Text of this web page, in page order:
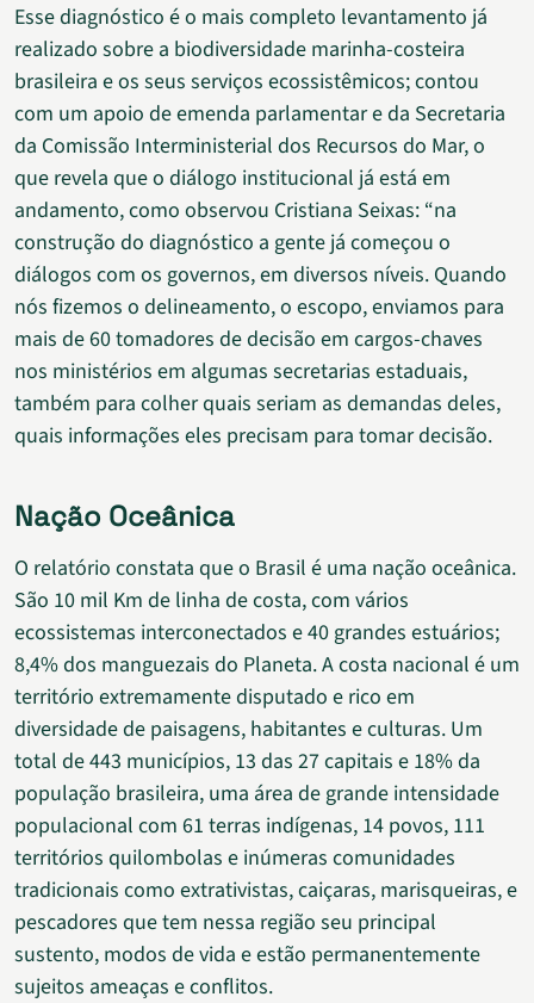
Esse diagnóstico é o mais completo levantamento já
realizado sobre a biodiversidade marinha-costeira
brasileira e os seus serviços ecossistêmicos; contou
com um apoio de emenda parlamentar e da Secretaria
da Comissão Interministerial dos Recursos do Mar, o
que revela que o diálogo institucional já está em
andamento, como observou Cristiana Seixas: “na
construção do diagnóstico a gente já começou o
diálogos com os governos, em diversos níveis. Quando
nós fizemos o delineamento, o escopo, enviamos para
mais de 60 tomadores de decisão em cargos-chaves
nos ministérios em algumas secretarias estaduais,
também para colher quais seriam as demandas deles,
quais informações eles precisam para tomar decisão.
Nação Oceânica
O relatório constata que o Brasil é uma nação oceânica.
São 10 mil Km de linha de costa, com vários
ecossistemas interconectados e 40 grandes estuários;
8,4% dos manguezais do Planeta. A costa nacional é um
território extremamente disputado e rico em
diversidade de paisagens, habitantes e culturas. Um
total de 443 municípios, 13 das 27 capitais e 18% da
população brasileira, uma área de grande intensidade
populacional com 61 terras indígenas, 14 povos, 111
territórios quilombolas e inúmeras comunidades
tradicionais como extrativistas, caiçaras, marisqueiras, e
pescadores que tem nessa região seu principal
sustento, modos de vida e estão permanentemente
sujeitos ameaças e conflitos.